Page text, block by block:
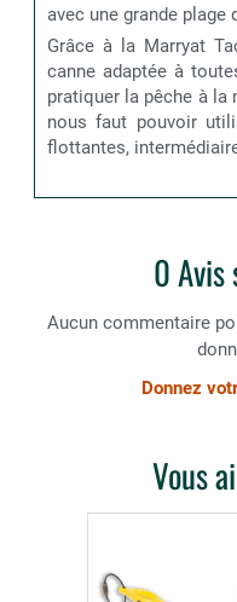
avec une grande plage
Grâce à la Marryat
canne adaptée à
pratiquer la pêche à la
nous faut pouvoir
flottantes,
0
Aucun commentaire
Donnez
Vous